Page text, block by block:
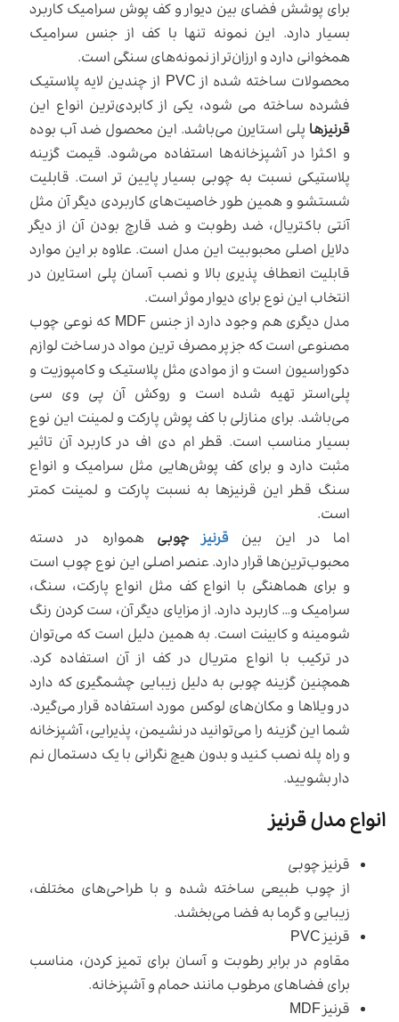
برای پوشش فضای بین دیوار و کف پوش سرامیک کاربرد
بسیار دارد. این نمونه تنها با کف از جنس سرامیک
همخوانی دارد و ارزان‌تر از نمونه‌های سنگی است.
محصولات ساخته شده از PVC از چندین لایه پلاستیک
فشرده ساخته می شود، یکی از کابردی‌ترین انواع این
قرنیزها پلی استایرن می‌باشد. این محصول ضد آب بوده
و اکثرا در آشپزخانه‌ها استفاده می‌شود. قیمت گزینه
پلاستیکی نسبت به چوبی بسیار پایین تر است. قابلیت
شستشو و همین طور خاصیت‌های کاربردی دیگر آن مثل
آنتی باکتریال، ضد رطوبت و ضد قارچ بودن آن از دیگر
دلایل اصلی محبوبیت این مدل است. علاوه بر این موارد
قابلیت انعطاف پذیری بالا و نصب آسان پلی استایرن در
انتخاب این نوع برای دیوار موثر است.
مدل دیگری هم وجود دارد از جنس MDF که نوعی چوب
مصنوعی است که جز پر مصرف ترین مواد در ساخت لوازم
دکوراسیون است و از موادی مثل پلاستیک و کامپوزیت و
پلی‌استر تهیه شده است و روکش آن پی وی سی
می‌باشد. برای منازلی با کف پوش پارکت و لمینت این نوع
بسیار مناسب است. قطر ام دی اف در کاربرد آن تاثیر
مثبت دارد و برای کف پوش‌هایی مثل سرامیک و انواع
سنگ قطر این قرنیزها به نسبت پارکت و لمینت کمتر
است.
اما در این بین قرنیزچوبی همواره در دسته
محبوب‌ترین‌ها قرار دارد. عنصر اصلی این نوع چوب است
و برای هماهنگی با انواع کف مثل انواع پارکت، سنگ،
سرامیک و… کاربرد دارد. از مزایای دیگر آن، ست کردن رنگ
شومینه و کابینت است. به همین دلیل است که می‌توان
در ترکیب با انواع متریال در کف از آن استفاده کرد.
همچنین گزینه چوبی به دلیل زیبایی چشمگیری که دارد
در ویلا‌ها و مکان‌های لوکس مورد استفاده قرار می‌گیرد.
شما این گزینه را می‌توانید در نشیمن، پذیرایی، آشپزخانه
و راه پله نصب کنید و بدون هیچ نگرانی با یک دستمال نم
دار بشویید.
انواع مدل قرنیز
قرنیز چوبی
از چوب طبیعی ساخته شده و با طراحی‌های مختلف،
زیبایی و گرما به فضا می‌بخشد.
قرنیز PVC
مقاوم در برابر رطوبت و آسان برای تمیز کردن، مناسب
برای فضاهای مرطوب مانند حمام و آشپزخانه.
قرنیز MDF